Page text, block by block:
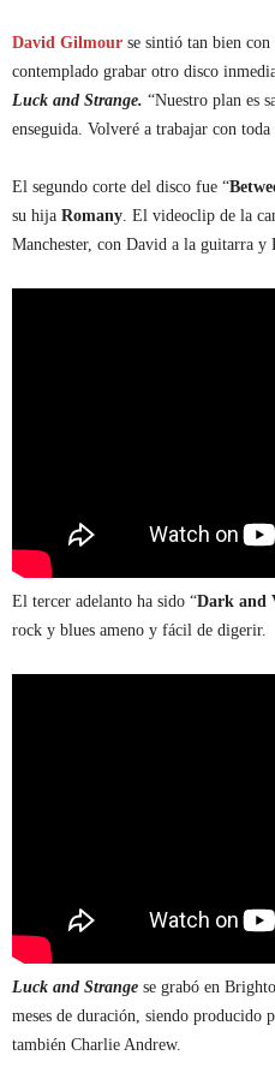
David Gilmour se sintió tan bien con
contemplado grabar otro disco
Luck and Strange. “Nuestro plan es
enseguida. Volveré a trabajar con toda
El segundo corte del disco fue “
su hija Romany. El videoclip de la
Manchester, con David a la guitarra y
El tercer adelanto ha sido “Dark and
rock y blues ameno y fácil de digerir.
Luck and Strange se grabó en
meses de duración, siendo
también Charlie Andrew.